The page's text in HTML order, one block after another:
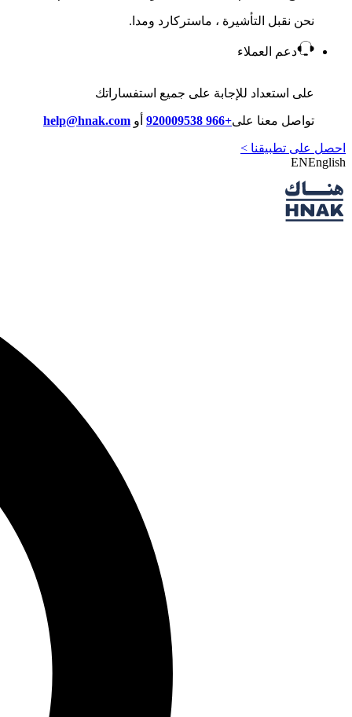
نحن نقبل التأشيرة ، ماستركارد ومدا.
دعم العملاء
على استعداد للإجابة على جميع استفساراتك
تواصل معنا على+966 920009538 أو help@hnak.com
احصل على تطبيقنا >
ENEnglish